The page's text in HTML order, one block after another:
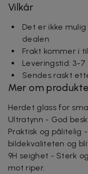
Vilkår
Det er ikke
dealen
Frakt kommer i
Leveringstid: 3-
Sendes raskt
Mer om
Herdet glass for
Ultratynn - God
Praktisk og pålitelig
bildekvaliteten og
9H seighet - Sterk
mot riper.